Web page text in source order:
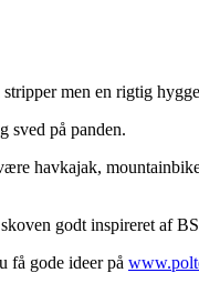
men en rigtig
sved på panden.
havkajak,
godt inspireret af
få gode ideer på